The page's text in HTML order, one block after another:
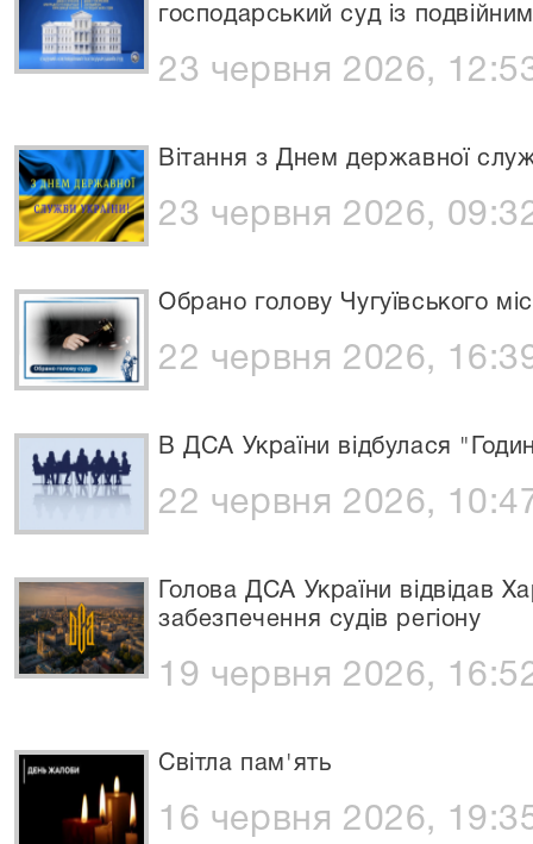
господарський суд із
23 червня 2026,
Вітання з Днем державної
23 червня 2026,
Обрано голову Чугуївського
22 червня 2026,
В ДСА України відбулася
22 червня 2026,
Голова ДСА України відвідав
забезпечення судів регіону
19 червня 2026,
Світла пам'ять
16 червня 2026,